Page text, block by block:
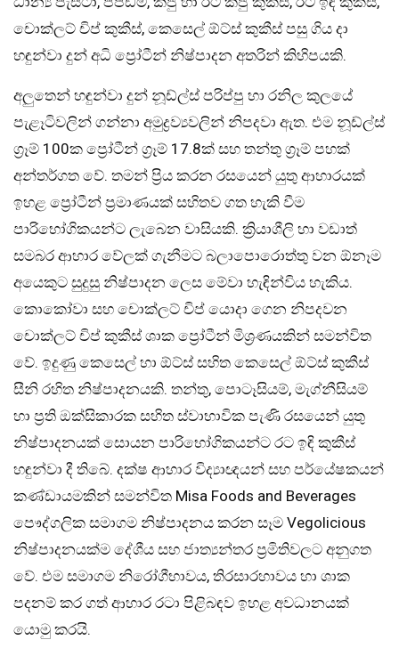
චොක්ලට් චිප් කුකීස්, කෙසෙල් ඕට්ස් කුකීස් පසු ගිය දා
හඳුන්වා දුන් අධි ප්‍රෝටීන් නිෂ්පාදන අතරින් කිහිපයකි.
අලුතෙන් හඳුන්වා දුන් නූඩ්ල්ස් පරිප්පු හා රනිල කුලයේ
පැළෑටිවලින් ගන්නා අමුද්‍රව්‍යවලින් නිපදවා ඇත. එම නූඩ්ල්ස්
ග්‍රෑම් 100ක ප්‍රෝටීන් ග්‍රෑම් 17.8ක් සහ තන්තු ග්‍රෑම් පහක්
අන්තර්ගත වේ. තමන් ප්‍රිය කරන රසයෙන් යුතු ආහාරයක්
ඉහළ ප්‍රෝටීන් ප්‍රමාණයක් සහිතව ගත හැකි වීම
පාරිභෝගිකයන්ට ලැබෙන වාසියකි. ක්‍රියාශීලි හා වඩාත්
සමබර ආහාර වේලක් ගැනීමට බලාපොරොත්තු වන ඕනෑම
අයෙකුට සුදුසු නිෂ්පාදන ලෙස මේවා හැඳින්විය හැකිය.
කොකෝවා සහ චොක්ලට් චිප් යොදා ගෙන නිපදවන
චොක්ලට් චිප් කුකීස් ශාක ප්‍රෝටීන් මිශ්‍රණයකින් සමන්විත
වේ. ඉදුණු කෙසෙල් හා ඕට්ස් සහිත කෙසෙල් ඕට්ස් කුකීස්
සීනි රහිත නිෂ්පාදනයකි. තන්තු, පොටෑසියම්, මැග්නීසියම්
හා ප්‍රති ඔක්සිකාරක සහිත ස්වාභාවික පැණි රසයෙන් යුතු
නිෂ්පාදනයක් සොයන පාරිභෝගිකයන්ට රට ඉඳි කුකීස්
හඳුන්වා දී තිබේ. දක්ෂ ආහාර විද්‍යාඥයන් සහ පර්යේෂකයන්
කණ්ඩායමකින් සමන්විත Misa Foods and Beverages
පෞද්ගලික සමාගම නිෂ්පාදනය කරන සෑම Vegolicious
නිෂ්පාදනයක්ම දේශීය සහ ජාත්‍යන්තර ප්‍රමිතිවලට අනුගත
වේ. එම සමාගම නිරෝගීභාවය, තිරසාරහාවය හා ශාක
පදනම් කර ගත් ආහාර රටා පිළිබඳව ඉහළ අවධානයක්
යොමු කරයි.